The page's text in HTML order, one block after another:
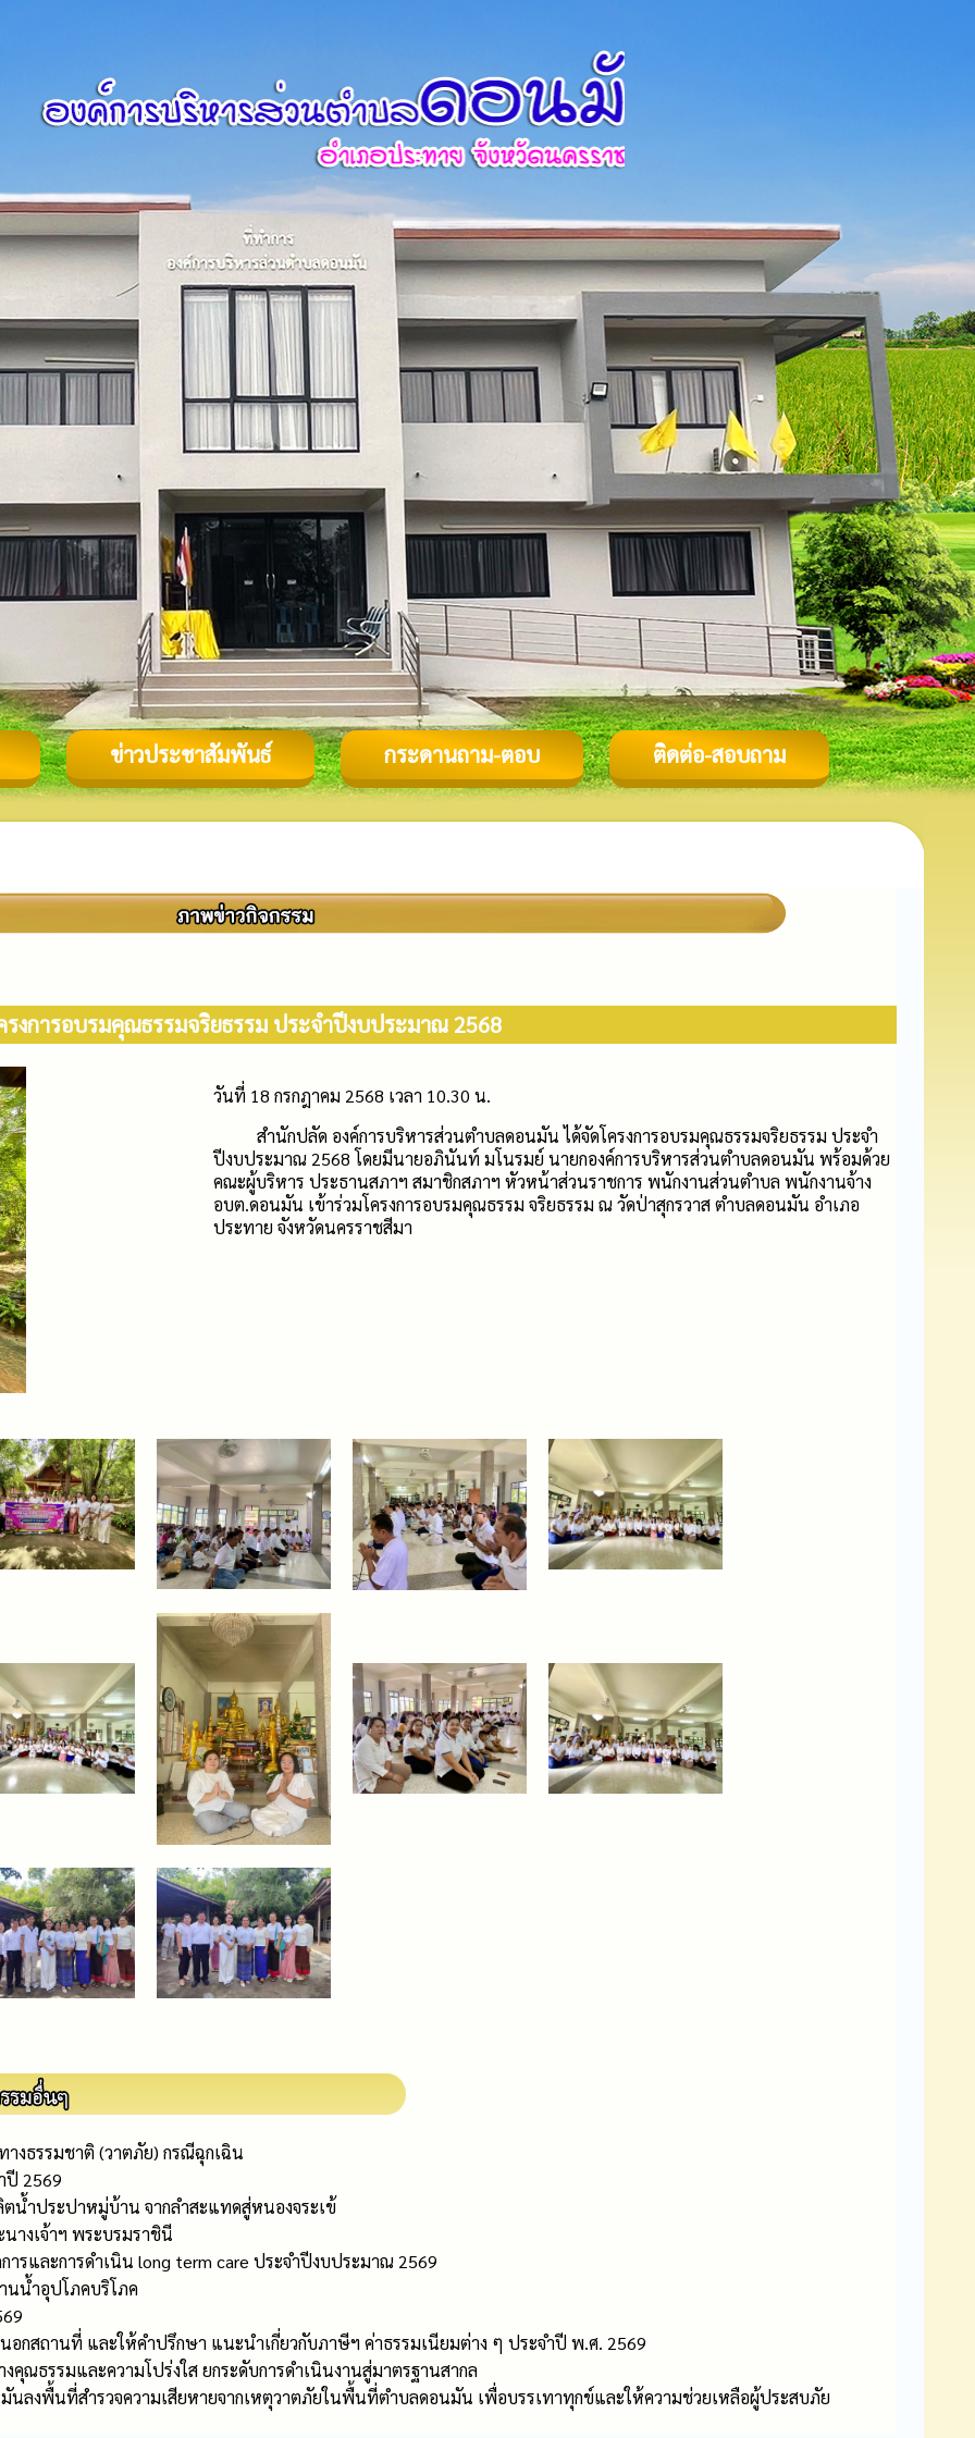
ข่าวประชาสัมพันธ์ กระดานถาม-ตอบ ติดต่อ-สอบถาม
รงการอบรมคุณธรรมจริยธรรม ประจำปีงบประมาณ 2568
วันที่ 18 กรกฎาคม 2568 เวลา 10.30 น.
สำนักปลัด องค์การบริหารส่วนตำบลดอนมัน ได้จัดโครงการอบรมคุณธรรมจริยธรรม ประจำ
ปีงบประมาณ 2568 โดยมีนายอภินันท์ มโนรมย์ นายกองค์การบริหารส่วนตำบลดอนมัน พร้อมด้วย
คณะผู้บริหาร ประธานสภาฯ สมาชิกสภาฯ หัวหน้าส่วนราชการ พนักงานส่วนตำบล พนักงานจ้าง
อบต.ดอนมัน เข้าร่วมโครงการอบรมคุณธรรม จริยธรรม ณ วัดป่าสุกรวาส ตำบลดอนมัน อำเภอ
ประทาย จังหวัดนครราชสีมา
งธรรมชาติ (วาตภัย) กรณีฉุกเฉิน
ปี 2569
ำประปาหมู่บ้าน จากลำสะแทดสู่หนองจระเข้
างเจ้าฯ พระบรมราชินี
รและการดำเนิน long term care ประจำปีงบประมาณ 2569
นน้ำอุปโภคบริโภค
อกสถานที่ และให้คำปรึกษา แนะนำเกี่ยวกับภาษีฯ ค่าธรรมเนียมต่าง ๆ ประจำปี พ.ศ. 2569
คุณธรรมและความโปร่งใส ยกระดับการดำเนินงานสู่มาตรฐานสากล
นลงพื้นที่สำรวจความเสียหายจากเหตุวาตภัยในพื้นที่ตำบลดอนมัน เพื่อบรรเทาทุกข์และให้ความช่วยเหลือผู้ประสบภัย